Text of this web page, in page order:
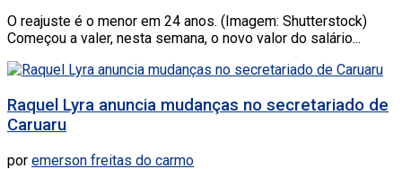
O reajuste é o menor em 24 anos. (Imagem: Shutterstock)
Começou a valer, nesta semana, o novo valor do salário...
Raquel Lyra anuncia mudanças no secretariado de
Caruaru
por emerson freitas do carmo